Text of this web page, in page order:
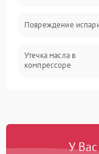
Повреждение
Утечка масла в
компрессоре
четырехходового
У